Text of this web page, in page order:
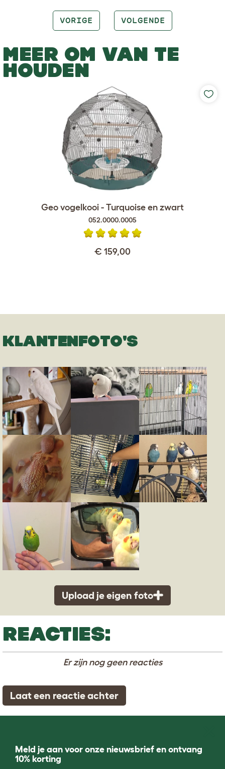
VORIGE VOLGENDE
MEER OM VAN TE
HOUDEN
Geo vogelkooi - Turquoise en zwart
052.0000.0005
€ 159,00
KLANTENFOTO'S
Upload je eigen foto
REACTIES:
Er zijn nog geen reacties
Laat een reactie achter
Meld je aan voor onze nieuwsbrief en ontvang
10% korting